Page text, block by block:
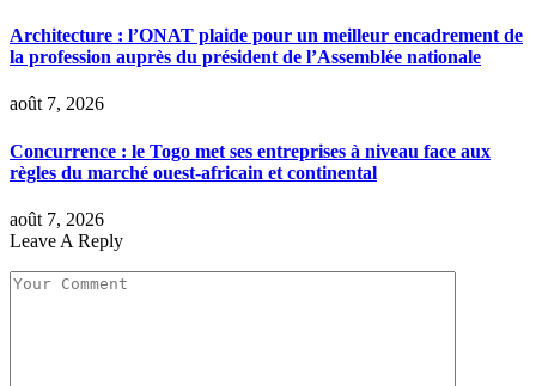
Architecture : l’ONAT plaide pour un meilleur encadrement de
la profession auprès du président de l’Assemblée nationale
août 7, 2026
Concurrence : le Togo met ses entreprises à niveau face aux
règles du marché ouest-africain et continental
août 7, 2026
Leave A Reply